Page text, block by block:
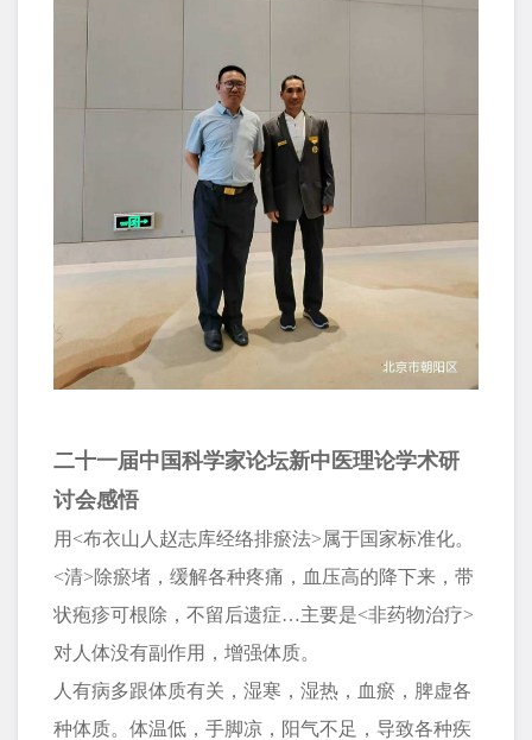
二十一届中国科学家论坛新中医理论学术研
讨会感悟
用<布衣山人赵志库经络排瘀法>属于国家标准化。
<清>除瘀堵，缓解各种疼痛，血压高的降下来，带
状疱疹可根除，不留后遗症…主要是<非药物治疗>
对人体没有副作用，增强体质。
人有病多跟体质有关，湿寒，湿热，血瘀，脾虚各
种体质。体温低，手脚凉，阳气不足，导致各种疾